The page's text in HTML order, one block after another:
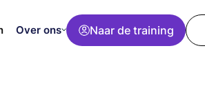
Over ons Naar de training